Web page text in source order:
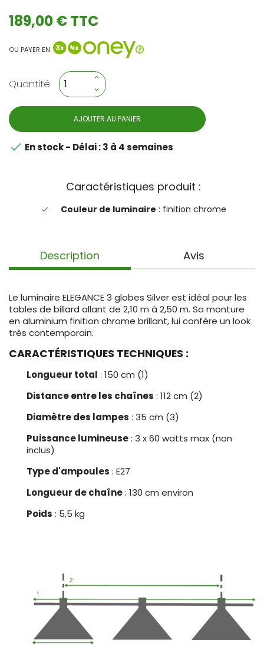
189,00 € TTC
OU PAYER EN
Quantité
AJOUTER AU PANIER
 En stock - Délai : 3 à 4 semaines
Caractéristiques produit :
done Couleur de luminaire : finition chrome
Description Avis
Le luminaire ELEGANCE 3 globes Silver est idéal pour les
tables de billard allant de 2,10 m à 2,50 m. Sa monture
en aluminium finition chrome brillant, lui confère un look
très contemporain.
CARACTÉRISTIQUES TECHNIQUES :
Longueur total : 150 cm (1)
Distance entre les chaînes : 112 cm (2)
Diamètre des lampes : 35 cm (3)
Puissance lumineuse: 3 x 60 watts max (non
inclus)
Type d'ampoules : E27
Longueur de chaîne: 130 cm environ
Poids : 5,5 kg